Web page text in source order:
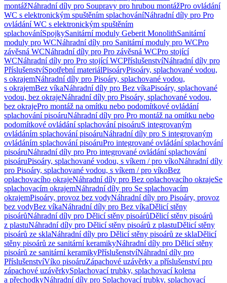
montážNáhradní díly pro Soupravy pro hrubou montážPro ovládání
WC s elektronickým spuštěním splachováníNáhradní díly pro Pro
ovládání WC s elektronickým spuštěním
splachováníSpojkySanitární moduly Geberit MonolithSanitární
moduly pro WCNáhradní díly pro Sanitární moduly pro WCPro
závěsná WCNáhradní díly pro Pro závěsná WCPro stojící
WCNáhradní díly pro Pro stojící WCPříslušenstvíNáhradní díly pro
PříslušenstvíSpotřební materiálPisoáryPisoáry, splachované vodou,
s okrajemNáhradní díly pro Pisoáry, splachované vodou,
s okrajemBez víkaNáhradní díly pro Bez víkaPisoáry, splachované
vodou, bez okrajeNáhradní díly pro Pisoáry, splachované vodou,
bez okrajePro montáž na omítku nebo podomítkové ovládání
splachování pisoáruNáhradní díly pro Pro montáž na omítku nebo
podomítkové ovládání splachování pisoáruS integrovaným
ovládáním splachování pisoáruNáhradní díly pro S integrovaným
ovládáním splachování pisoáruPro integrované ovládání splachování
pisoáruNáhradní díly pro Pro integrované ovládání splachování
pisoáruPisoáry, splachované vodou, s víkem / pro víkoNáhradní díly
pro Pisoáry, splachované vodou, s víkem / pro víkoBez
oplachovacího okrajeNáhradní díly pro Bez oplachovacího okrajeSe
splachovacím okrajemNáhradní díly pro Se splachovacím
okrajemPisoáry, provoz bez vodyNáhradní díly pro Pisoáry, provoz
bez vodyBez víkaNáhradní díly pro Bez víkaDělicí stěny
pisoárůNáhradní díly pro Dělicí stěny pisoárůDělicí stěny pisoárů
z plastuNáhradní díly pro Dělicí stěny pisoárů z plastuDělicí stěny
pisoárů ze sklaNáhradní díly pro Dělicí stěny pisoárů ze sklaDělicí
stěny pisoárů ze sanitární keramikyNáhradní díly pro Dělicí stěny
pisoárů ze sanitární keramikyPříslušenstvíNáhradní díly pro
PříslušenstvíVíko pisoáruZápachové uzávěrky a příslušenství pro
zápachové uzávěrkySplachovací trubky, splachovací kolena
a přechodkyNáhradní díly pro Splachovací trubky, splachovací